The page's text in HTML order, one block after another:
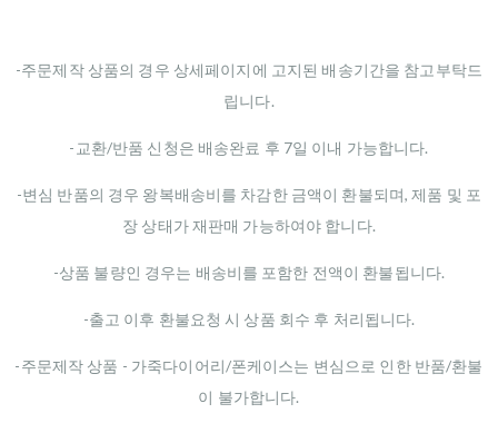
-주문제작 상품의 경우 상세페이지에 고지된 배송기간을 참고부탁드
립니다.
-교환/반품 신청은 배송완료 후 7일 이내 가능합니다.
-변심 반품의 경우 왕복배송비를 차감한 금액이 환불되며, 제품 및 포
장 상태가 재판매 가능하여야 합니다.
-상품 불량인 경우는 배송비를 포함한 전액이 환불됩니다.
-출고 이후 환불요청 시 상품 회수 후 처리됩니다.
-주문제작 상품 - 가죽다이어리/폰케이스는 변심으로 인한 반품/환불
이 불가합니다.